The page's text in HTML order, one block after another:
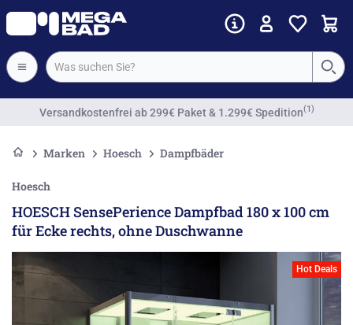
Vorkassenrabatt
Marken Hoesch Dampfbäder
Hoesch
HOESCH SensePerience Dampfbad 180 x 100 cm
für Ecke rechts, ohne Duschwanne
Hot Deals